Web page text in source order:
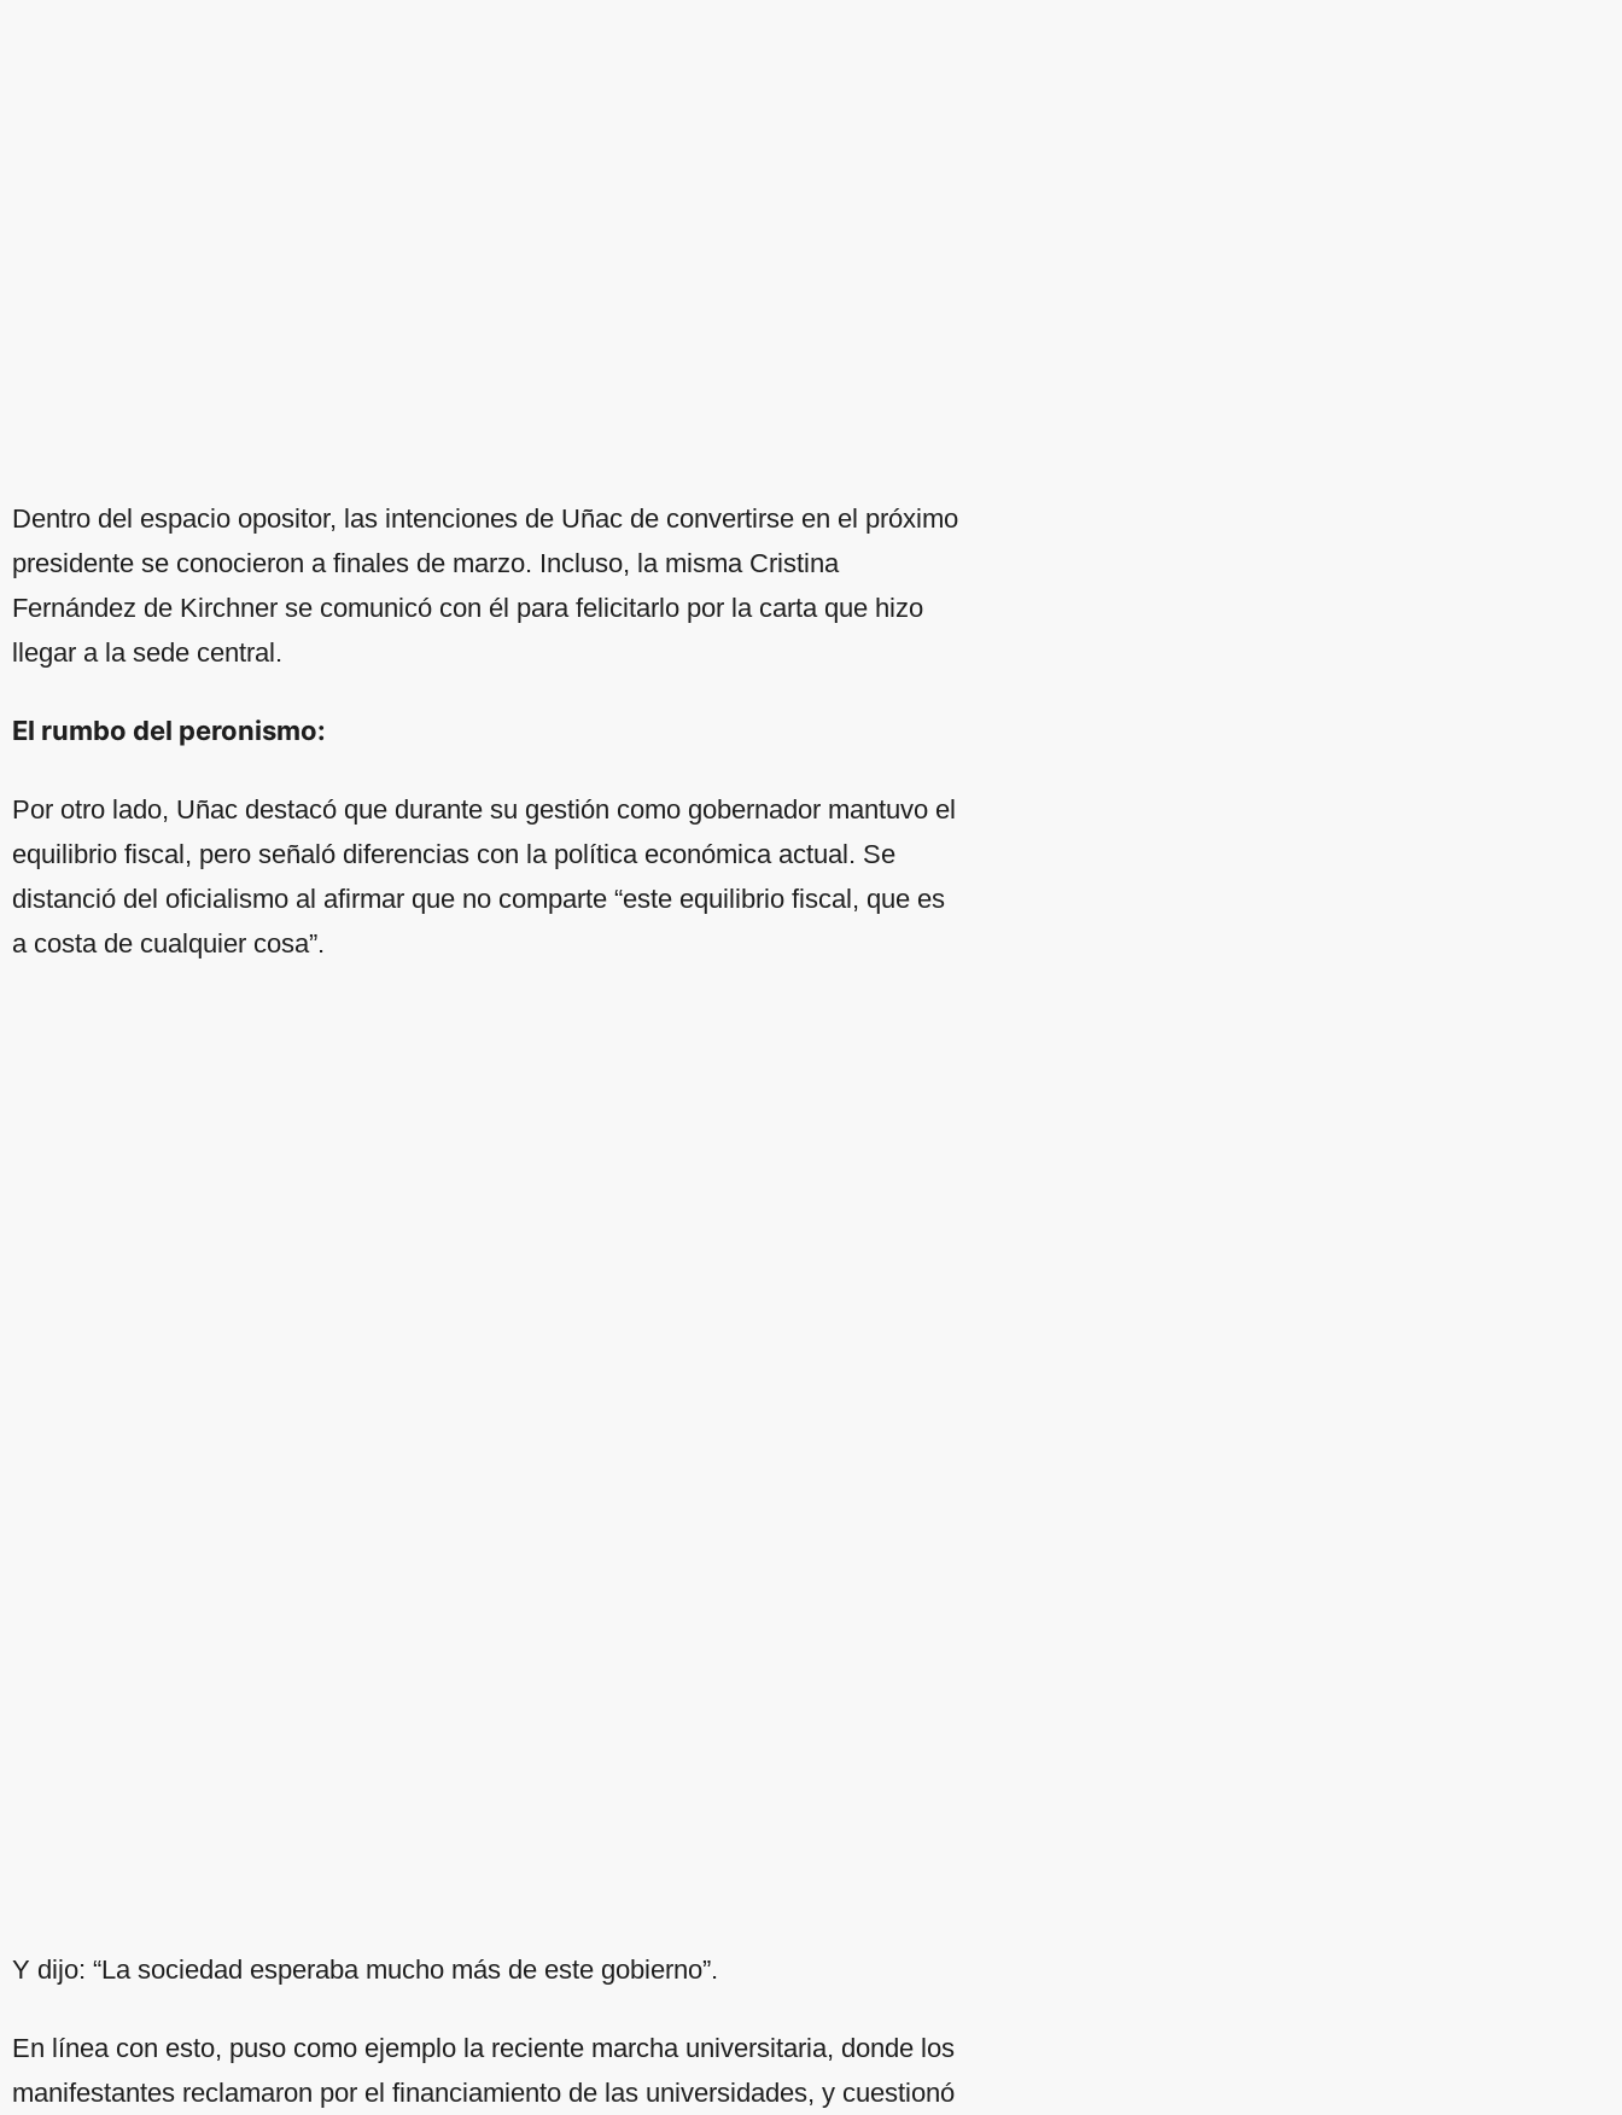
Dentro del espacio opositor, las intenciones de Uñac de convertirse en el próximo
presidente se conocieron a finales de marzo. Incluso, la misma Cristina
Fernández de Kirchner se comunicó con él para felicitarlo por la carta que hizo
llegar a la sede central.
El rumbo del peronismo:
Por otro lado, Uñac destacó que durante su gestión como gobernador mantuvo el
equilibrio fiscal, pero señaló diferencias con la política económica actual. Se
distanció del oficialismo al afirmar que no comparte “este equilibrio fiscal, que es
a costa de cualquier cosa”.
Y dijo: “La sociedad esperaba mucho más de este gobierno”.
En línea con esto, puso como ejemplo la reciente marcha universitaria, donde los
manifestantes reclamaron por el financiamiento de las universidades, y cuestionó